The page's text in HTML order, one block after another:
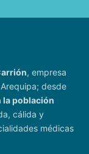
, empresa
desde
población
cálida y
médicas